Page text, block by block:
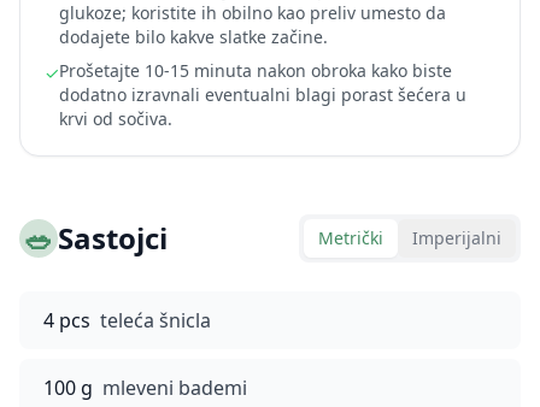
glukoze; koristite ih obilno kao preliv umesto da
dodajete bilo kakve slatke začine.
✓Prošetajte 10-15 minuta nakon obroka kako biste
dodatno izravnali eventualni blagi porast šećera u
krvi od sočiva.
🥗Sastojci Metrički Imperijalni
4 pcs teleća šnicla
100 g mleveni bademi